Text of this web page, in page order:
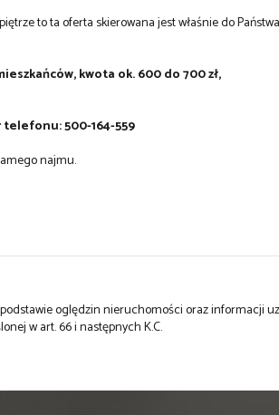
to ta oferta skierowana jest właśnie do
kwota ok. 600 do 700 zł,
telefonu: 500-164-559
najmu.
oględzin nieruchomości oraz informacji
w art. 66 i następnych K.C.